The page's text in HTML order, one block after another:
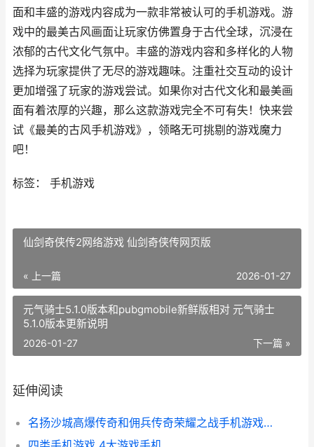
面和丰盛的游戏内容成为一款非常被认可的手机游戏。游
戏中的最美古风画面让玩家仿佛置身于古代全球，沉浸在
浓郁的古代文化气氛中。丰盛的游戏内容和多样化的人物
选择为玩家提供了无尽的游戏趣味。注重社交互动的设计
更加增强了玩家的游戏尝试。如果你对古代文化和最美画
面有着浓厚的兴趣，那么这款游戏完全不可有失！快来尝
试《最美的古风手机游戏》，领略无可挑剔的游戏魔力
吧！
标签： 手机游戏
仙剑奇侠传2网络游戏 仙剑奇侠传网页版
« 上一篇 2026-01-27
元气骑士5.1.0版本和pubgmobile新鲜版相对 元气骑士
5.1.0版本更新说明
下一篇 »
2026-01-27
延伸阅读
名扬沙城高爆传奇和佣兵传奇荣耀之战手机游戏哪个好 名扬沙城有多少版本